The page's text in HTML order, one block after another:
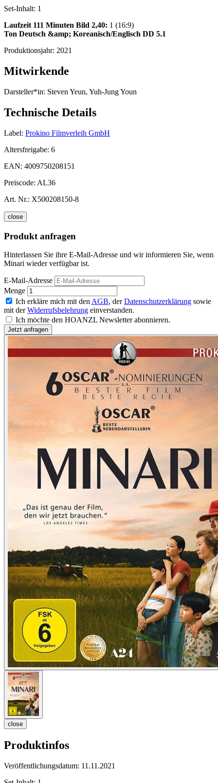
Set-Inhalt: 1
Laufzeit 111 Minuten Bild 2,40: 1 (16:9)
Ton Deutsch &amp; Koreanisch/Englisch DD 5.1
Produktionsjahr: 2021
Mitwirkende
Darsteller*in: Steven Yeun, Yuh-Jung Youn
Technische Details
Label: Prokino Filmverleih GmbH
Altersfreigabe: 6
EAN: 4009750208151
Preiscode: AL36
Art. Nr.: X500208150-8
close
Produkt anfragen
Hinterlassen Sie ihre E-Mail-Adresse und wir informieren Sie, wenn
Minari wieder verfügbar ist.
E-Mail-Adresse
Menge
Ich erkläre mich mit den AGB, derDatenschutzerklärung sowie
mit derWiderrufsbelehrung einverstanden.
Ich möchte den HOANZL Newsletter abonnieren.
close
Produktinfos
Veröffentlichungsdatum: 11.11.2021